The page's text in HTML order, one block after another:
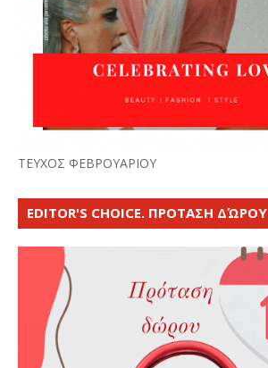
ΤΕΥΧΟΣ ΦΕΒΡΟΥΑΡΙΟΥ
EDITOR'S CHOICE. ΠΡΟΤΑΣΗ ΔΏΡΟΥ